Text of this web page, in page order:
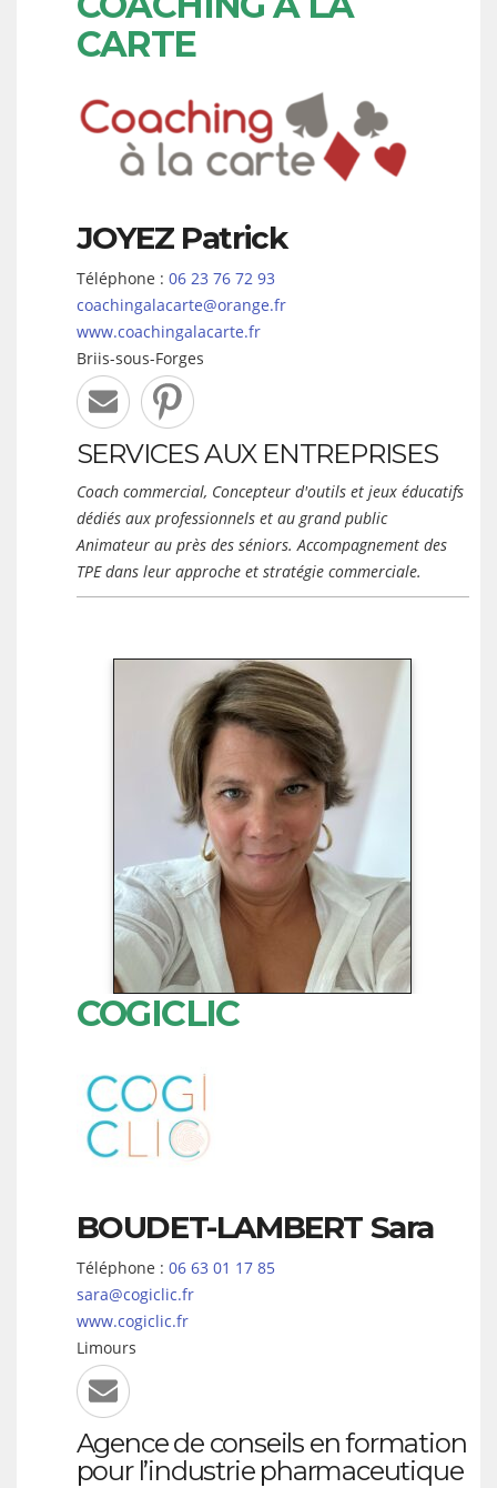
CARTE
JOYEZ Patrick
Téléphone : 06 23 76 72 93
coachingalacarte@orange.fr
www.coachingalacarte.fr
Briis-sous-Forges
SERVICES AUX ENTREPRISES
Coach commercial, Concepteur d'outils et jeux éducatifs
dédiés aux professionnels et au grand public
Animateur au près des séniors. Accompagnement des
TPE dans leur approche et stratégie commerciale.
COGICLIC
BOUDET-LAMBERT Sara
Téléphone : 06 63 01 17 85
sara@cogiclic.fr
www.cogiclic.fr
Limours
Agence de conseils en formation
pour l’industrie pharmaceutique